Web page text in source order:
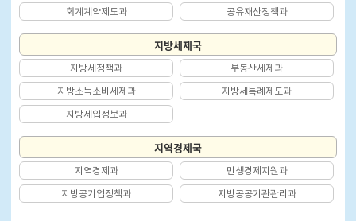
회계계약제도과 공유재산정책과
지방세제국
지방세정책과 부동산세제과
지방소득소비세제과 지방세특례제도과
지방세입정보과
지역경제국
지역경제과 민생경제지원과
지방공기업정책과 지방공공기관관리과